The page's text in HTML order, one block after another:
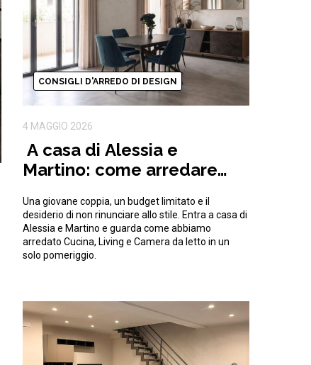
CONSIGLI D'ARREDO DI DESIGN
4 MAGGIO 2026
A casa di Alessia e
Martino: come arredare
15.000€
Una giovane coppia, un budget limitato e il
desiderio di non rinunciare allo stile. Entra a casa di
Alessia e Martino e guarda come abbiamo
arredato Cucina, Living e Camera da letto in un
solo pomeriggio.